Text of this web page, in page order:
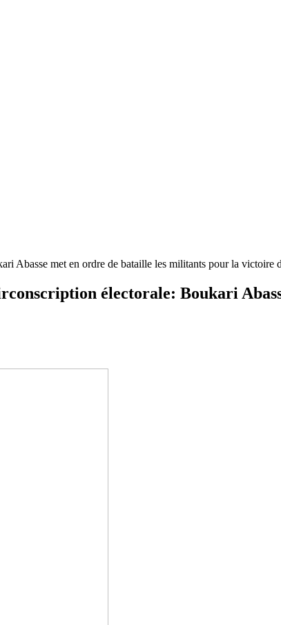
Abasse met en ordre de bataille les militants pour la victoire
électorale: Boukari